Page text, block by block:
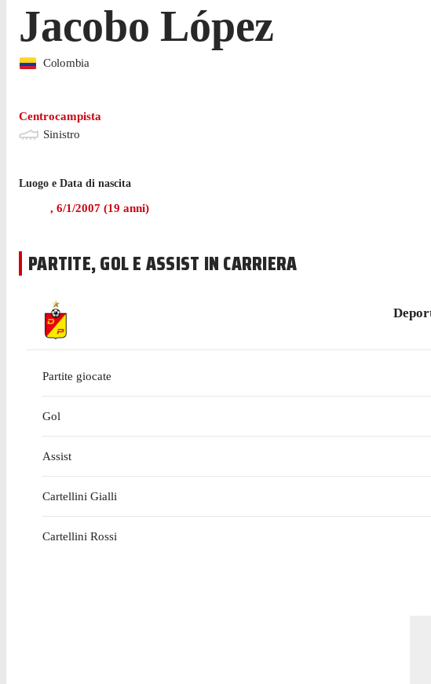
Jacobo López
Colombia
Centrocampista
Sinistro
Luogo e Data di nascita
, 6/1/2007 (19 anni)
PARTITE, GOL E ASSIST IN CARRIERA
Partite giocate
Gol
Assist
Cartellini Gialli
Cartellini Rossi